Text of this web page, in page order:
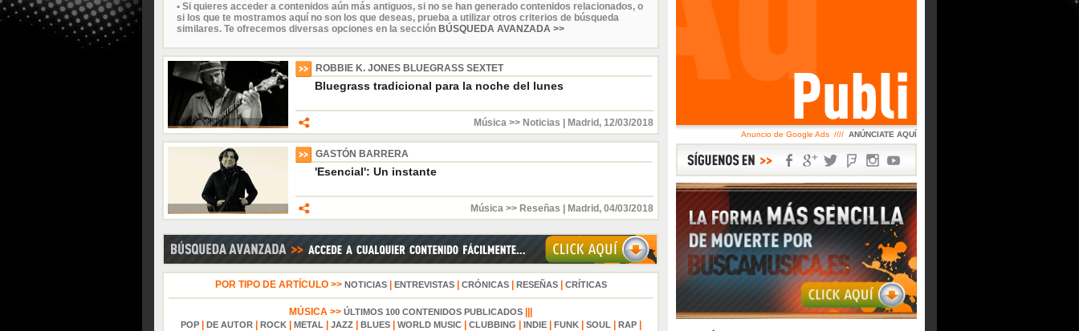
• Si quieres acceder a contenidos aún más antiguos, si no se han generado contenidos relacionados, o
si los que te mostramos aquí no son los que deseas, prueba a utilizar otros criterios de búsqueda
similares. Te ofrecemos diversas opciones en la sección BÚSQUEDA AVANZADA >>
ROBBIE K. JONES BLUEGRASS SEXTET
Bluegrass tradicional para la noche del lunes
Música >> Noticias Madrid , 12/03/2018
GASTÓN BARRERA
'Esencial': Un instante
Música >> Reseñas Madrid , 04/03/2018
POR TIPO DE ARTÍCULO >> NOTICIAS| ENTREVISTAS| CRÓNICAS| RESEÑAS| CRÍTICAS
MÚSICA >> ÚLTIMOS 100 CONTENIDOS PUBLICADOS
POP| DE AUTOR| ROCK| METAL| JAZZ| BLUES| WORLD MUSIC| CLUBBING INDIE| FUNK| SOUL| RAP|
Anuncio de Google Ads //// ANÚNCIATE AQUÍ